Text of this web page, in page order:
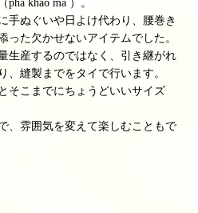
手ぬぐいや日よけ代わり、腰巻き
った欠かせないアイテムでした。
生産するのではなく、引き継がれ
、縫製までをタイで行います。
そこまでにちょうどいいサイズ
、雰囲気を変えて楽しむこともで